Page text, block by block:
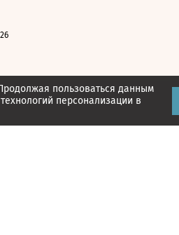
пользоваться данным
персонализации в